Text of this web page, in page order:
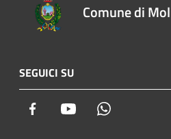
Comune di
SEGUICI SU
Facebook Youtube